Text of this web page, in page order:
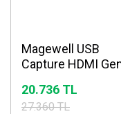
Magewell USB
Capture HDMI
20.736 TL
27.360 TL